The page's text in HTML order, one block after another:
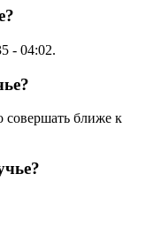
- 04:02.
совершать ближе к